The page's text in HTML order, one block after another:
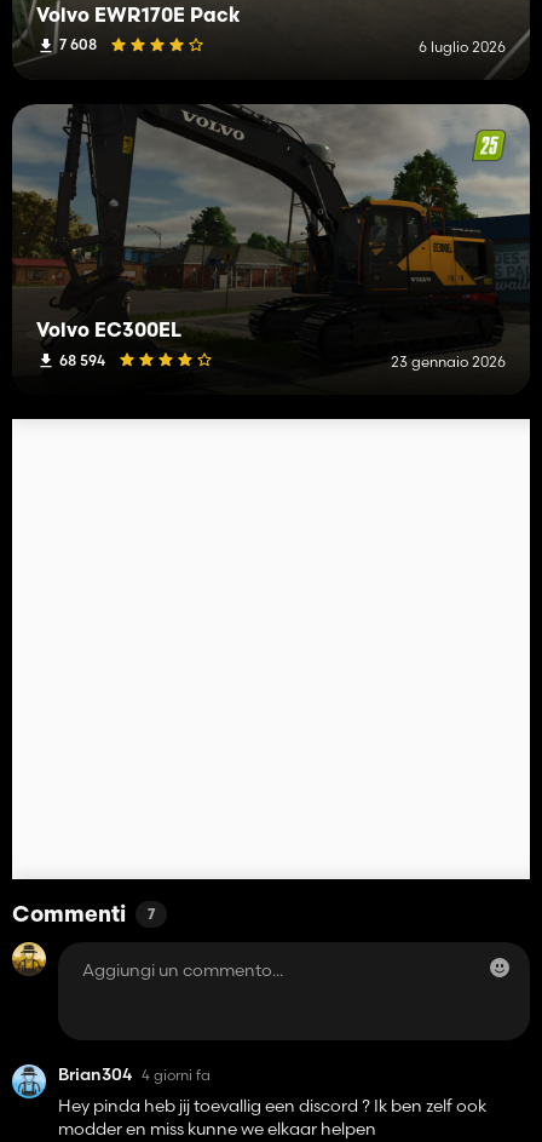
Volvo EWR170E Pack
7 608 6 luglio 2026
Volvo EC300EL
68 594 23 gennaio 2026
Commenti 7
Brian304 4 giorni fa
Hey pinda heb jij toevallig een discord ? Ik ben zelf ook
modder en miss kunne we elkaar helpen